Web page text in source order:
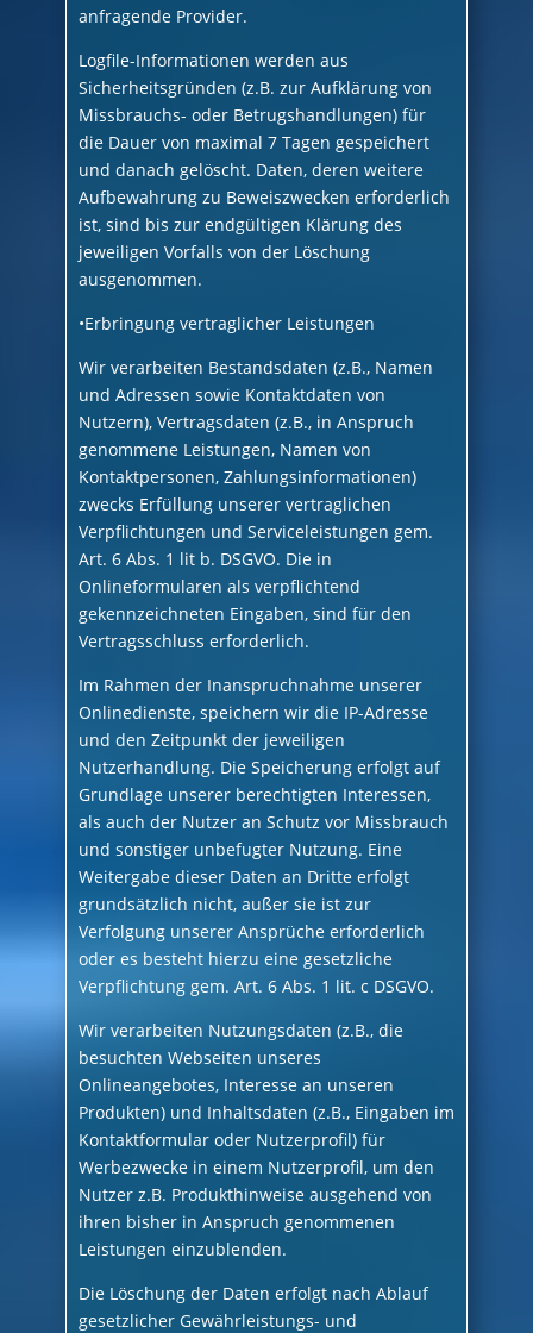
anfragende Provider.
Logfile-Informationen werden aus
Sicherheitsgründen (z.B. zur Aufklärung von
Missbrauchs- oder Betrugshandlungen) für
die Dauer von maximal 7 Tagen gespeichert
und danach gelöscht. Daten, deren weitere
Aufbewahrung zu Beweiszwecken erforderlich
ist, sind bis zur endgültigen Klärung des
jeweiligen Vorfalls von der Löschung
ausgenommen.
•Erbringung vertraglicher Leistungen
Wir verarbeiten Bestandsdaten (z.B., Namen
und Adressen sowie Kontaktdaten von
Nutzern), Vertragsdaten (z.B., in Anspruch
genommene Leistungen, Namen von
Kontaktpersonen, Zahlungsinformationen)
zwecks Erfüllung unserer vertraglichen
Verpflichtungen und Serviceleistungen gem.
Art. 6 Abs. 1 lit b. DSGVO. Die in
Onlineformularen als verpflichtend
gekennzeichneten Eingaben, sind für den
Vertragsschluss erforderlich.
Im Rahmen der Inanspruchnahme unserer
Onlinedienste, speichern wir die IP-Adresse
und den Zeitpunkt der jeweiligen
Nutzerhandlung. Die Speicherung erfolgt auf
Grundlage unserer berechtigten Interessen,
als auch der Nutzer an Schutz vor Missbrauch
und sonstiger unbefugter Nutzung. Eine
Weitergabe dieser Daten an Dritte erfolgt
grundsätzlich nicht, außer sie ist zur
Verfolgung unserer Ansprüche erforderlich
oder es besteht hierzu eine gesetzliche
Verpflichtung gem. Art. 6 Abs. 1 lit. c DSGVO.
Wir verarbeiten Nutzungsdaten (z.B., die
besuchten Webseiten unseres
Onlineangebotes, Interesse an unseren
Produkten) und Inhaltsdaten (z.B., Eingaben im
Kontaktformular oder Nutzerprofil) für
Werbezwecke in einem Nutzerprofil, um den
Nutzer z.B. Produkthinweise ausgehend von
ihren bisher in Anspruch genommenen
Leistungen einzublenden.
Die Löschung der Daten erfolgt nach Ablauf
gesetzlicher Gewährleistungs- und